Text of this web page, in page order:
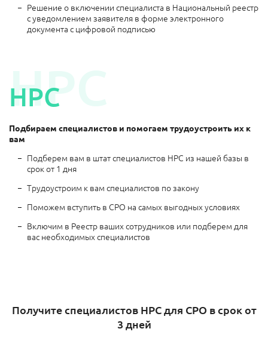
Решение о включении специалиста в Национальный реестр
с уведомлением заявителя в форме электронного
документа с цифровой подписью
НРС
НРС
Подбираем специалистов и помогаем трудоустроить их к
вам
Подберем вам в штат специалистов НРС из нашей базы в
срок от 1 дня
Трудоустроим к вам специалистов по закону
Поможем вступить в СРО на самых выгодных условиях
Включим в Реестр ваших сотрудников или подберем для
вас необходимых специалистов
Получите специалистов НРС для СРО в срок от
3 дней